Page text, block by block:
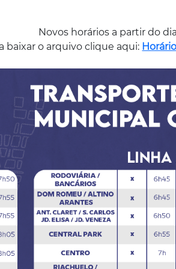
Novos horários a partir do dia
baixar o arquivo clique aqui: